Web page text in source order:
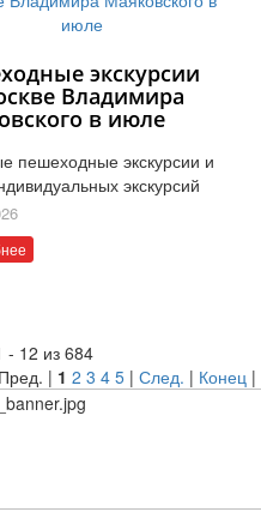
экскурсии
Владимира
в июле
пешеходные экскурсии и
экскурсий
- 12 из 684
| 1 2 3 4 5 | След. | Конец |